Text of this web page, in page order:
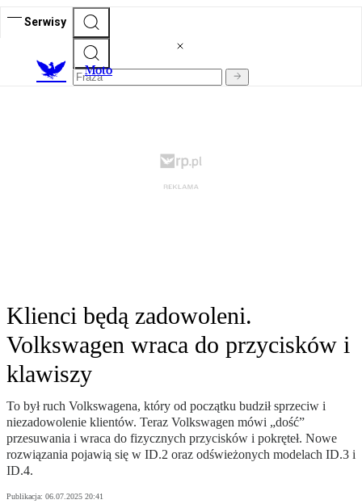
Serwisy
Moto
Klienci będą zadowoleni.
Volkswagen wraca do przycisków i
klawiszy
To był ruch Volkswagena, który od początku budził sprzeciw i
niezadowolenie klientów. Teraz Volkswagen mówi „dość”
przesuwania i wraca do fizycznych przycisków i pokręteł. Nowe
rozwiązania pojawią się w ID.2 oraz odświeżonych modelach ID.3 i
ID.4.
Publikacja: 06.07.2025 20:41